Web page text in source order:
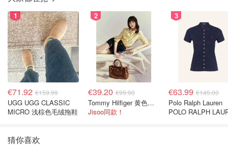
1
€71.92 €159.99
UGG UGG CLASSIC
MICRO 浅棕色毛绒拖鞋
2
€39.20 €99.90
Tommy Hilfiger 黄色条纹衬衫
Jisoo同款！
3
€63.99 €145.00
Polo Ralph Lauren
POLO RALPH
猜你喜欢